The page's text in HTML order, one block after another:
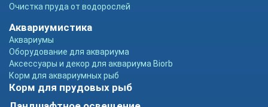
Очистка пруда от водорослей
Аквариумистика
Аквариумы
Оборудование для аквариума
Аксессуары и декор для аквариума Biorb
Корм для аквариумных рыб
Корм для прудовых рыб